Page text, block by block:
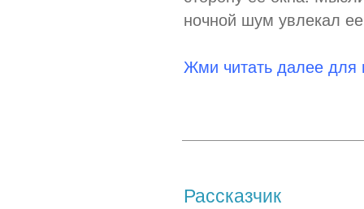
ночной шум увлекал
Жми читать далее для
Рассказчик